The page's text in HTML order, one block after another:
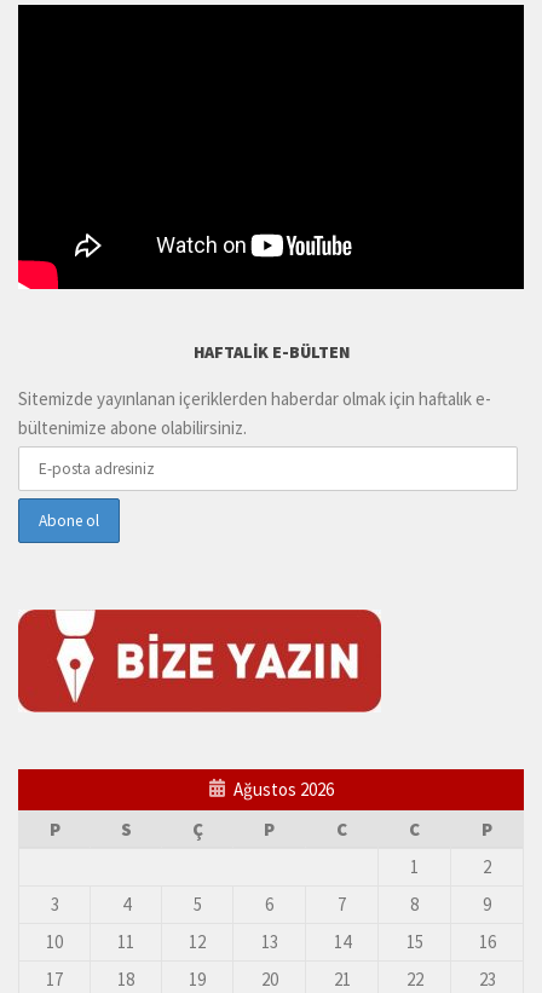
HAFTALIK E-BÜLTEN
Sitemizde yayınlanan içeriklerden haberdar olmak için haftalık e-
bültenimize abone olabilirsiniz.
Ağustos 2026
P
S Ç P C C
P
1
2
3
4 5 6 7 8
9
10
11 12 13 14 15
16
17
18 19 20 21 22
23